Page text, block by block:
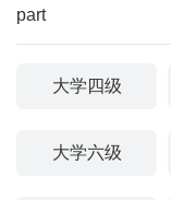
part
大学四级
大学六级